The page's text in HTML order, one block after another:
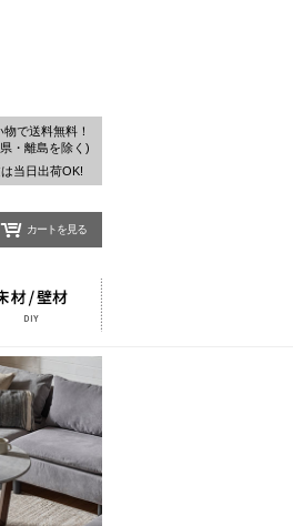
で送料無料！
・離島を除く)
当日出荷OK!
カートを見る